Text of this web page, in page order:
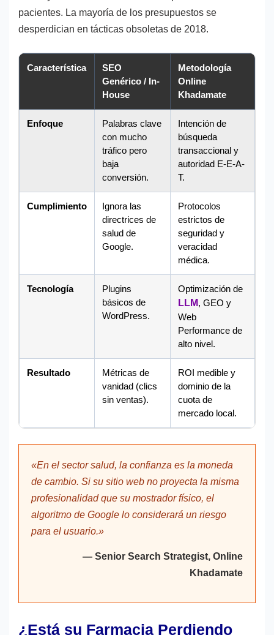
pacientes. La mayoría de los presupuestos se
desperdician en tácticas obsoletas de 2018.
Característica
SEO
Genérico / In-
House
Metodología
Online
Khadamate
Enfoque
Palabras clave
con mucho
tráfico pero
baja
conversión.
Intención de
búsqueda
transaccional y
autoridad E-E-A-
T.
Cumplimiento
Ignora las
directrices de
salud de
Google.
Protocolos
estrictos de
seguridad y
veracidad
médica.
Tecnología
Plugins
básicos de
WordPress.
Optimización de
LLM, GEO y
Web
Performance de
alto nivel.
Resultado
Métricas de
vanidad (clics
sin ventas).
ROI medible y
dominio de la
cuota de
mercado local.
«En el sector salud, la confianza es la moneda
de cambio. Si su sitio web no proyecta la misma
profesionalidad que su mostrador físico, el
algoritmo de Google lo considerará un riesgo
para el usuario.»
— Senior Search Strategist, Online
Khadamate
¿Está su Farmacia Perdiendo